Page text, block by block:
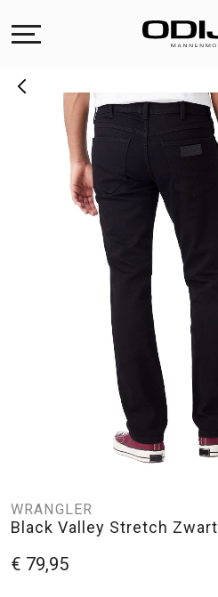
WRANGLER
Black Valley Stretch Zwart
€ 79,95